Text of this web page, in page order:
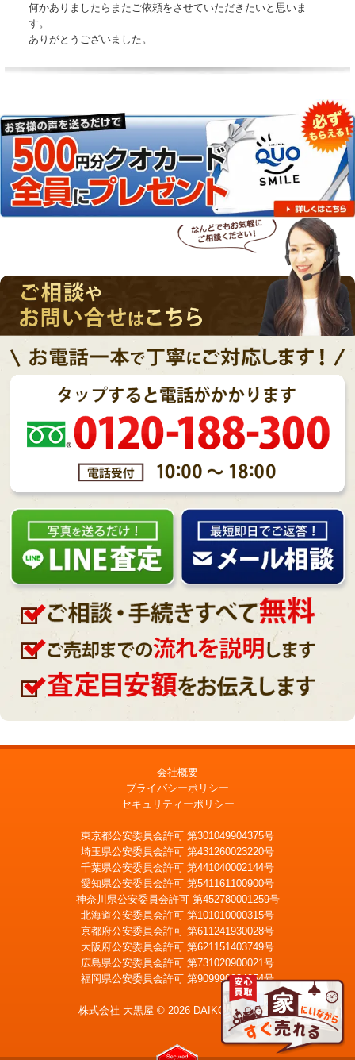
何かありましたらまたご依頼をさせていただきたいと思いま
す。
ありがとうございました。
LINE査定 メール査定
宅配買取を申込む
会社概要
プライバシーポリシー
セキュリティーポリシー
東京都公安委員会許可 第301049904375号
埼玉県公安委員会許可 第431260023220号
千葉県公安委員会許可 第441040002144号
愛知県公安委員会許可 第541161100900号
神奈川県公安委員会許可 第452780001259号
北海道公安委員会許可 第101010000315号
京都府公安委員会許可 第611241930028号
大阪府公安委員会許可 第621151403749号
広島県公安委員会許可 第731020900021号
福岡県公安委員会許可 第909990034054号
株式会社 大黒屋 © 2026 DAIKOKUYA, Inc.